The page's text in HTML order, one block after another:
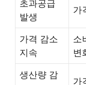
초과공급
발생
가
가격 감소
지속
소
변
생산량 감
가